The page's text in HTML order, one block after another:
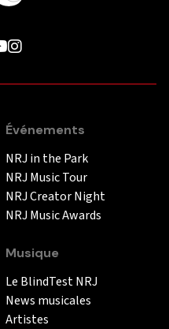
Événements
NRJ in the Park
NRJ Music Tour
NRJ Creator Night
NRJ Music Awards
Musique
Le BlindTest NRJ
News musicales
Artistes